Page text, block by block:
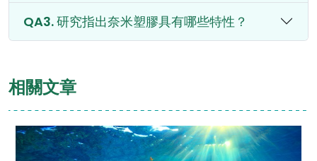
研究指出奈米塑膠具有哪些特性？
相關文章